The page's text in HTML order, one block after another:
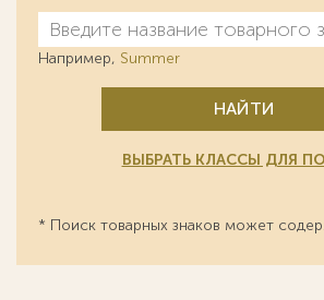
Например, Summer
НАЙТИ
ВЫБРАТЬ КЛАССЫ ДЛЯ
* Поиск товарных знаков может